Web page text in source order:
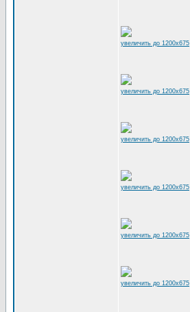
увеличить до 1200x675
увеличить до 1200x675
увеличить до 1200x675
увеличить до 1200x675
увеличить до 1200x675
увеличить до 1200x675